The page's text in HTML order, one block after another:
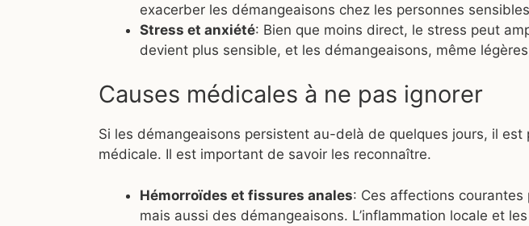
exacerber les démangeaisons chez les personnes
Stress et anxiété: Bien que moins direct, le stress peut
devient plus sensible, et les démangeaisons, même
Causes médicales à ne pas ignorer
Si les démangeaisons persistent au-delà de quelques jours, il est
médicale. Il est important de savoir les reconnaître.
Hémorroïdes et fissures anales: Ces affections
mais aussi des démangeaisons. L’inflammation locale et